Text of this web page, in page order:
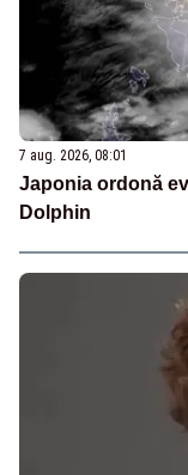
7 aug. 2026, 08:01
Japonia ordonă
Dolphin